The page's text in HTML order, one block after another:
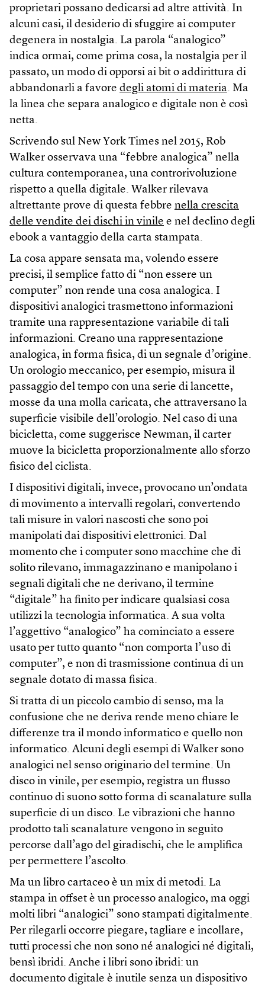
proprietari possano dedicarsi ad altre attività. In
alcuni casi, il desiderio di sfuggire ai computer
degenera in nostalgia. La parola “analogico”
indica ormai, come prima cosa, la nostalgia per il
passato, un modo di opporsi ai bit o addirittura di
abbandonarli a favore degli atomi di materia. Ma
la linea che separa analogico e digitale non è così
netta.
Scrivendo sul New York Times nel 2015, Rob
Walker osservava una “febbre analogica” nella
cultura contemporanea, una controrivoluzione
rispetto a quella digitale. Walker rilevava
altrettante prove di questa febbre nella crescita
delle vendite dei dischi in vinile e nel declino degli
ebook a vantaggio della carta stampata.
La cosa appare sensata ma, volendo essere
precisi, il semplice fatto di “non essere un
computer” non rende una cosa analogica. I
dispositivi analogici trasmettono informazioni
tramite una rappresentazione variabile di tali
informazioni. Creano una rappresentazione
analogica, in forma fisica, di un segnale d’origine.
Un orologio meccanico, per esempio, misura il
passaggio del tempo con una serie di lancette,
mosse da una molla caricata, che attraversano la
superficie visibile dell’orologio. Nel caso di una
bicicletta, come suggerisce Newman, il carter
muove la bicicletta proporzionalmente allo sforzo
fisico del ciclista.
I dispositivi digitali, invece, provocano un’ondata
di movimento a intervalli regolari, convertendo
tali misure in valori nascosti che sono poi
manipolati dai dispositivi elettronici. Dal
momento che i computer sono macchine che di
solito rilevano, immagazzinano e manipolano i
segnali digitali che ne derivano, il termine
“digitale” ha finito per indicare qualsiasi cosa
utilizzi la tecnologia informatica. A sua volta
l’aggettivo “analogico” ha cominciato a essere
usato per tutto quanto “non comporta l’uso di
computer”, e non di trasmissione continua di un
segnale dotato di massa fisica.
Si tratta di un piccolo cambio di senso, ma la
confusione che ne deriva rende meno chiare le
differenze tra il mondo informatico e quello non
informatico. Alcuni degli esempi di Walker sono
analogici nel senso originario del termine. Un
disco in vinile, per esempio, registra un flusso
continuo di suono sotto forma di scanalature sulla
superficie di un disco. Le vibrazioni che hanno
prodotto tali scanalature vengono in seguito
percorse dall’ago del giradischi, che le amplifica
per permettere l’ascolto.
Ma un libro cartaceo è un mix di metodi. La
stampa in offset è un processo analogico, ma oggi
molti libri “analogici” sono stampati digitalmente.
Per rilegarli occorre piegare, tagliare e incollare,
tutti processi che non sono né analogici né digitali,
bensì ibridi. Anche i libri sono ibridi: un
documento digitale è inutile senza un dispositivo